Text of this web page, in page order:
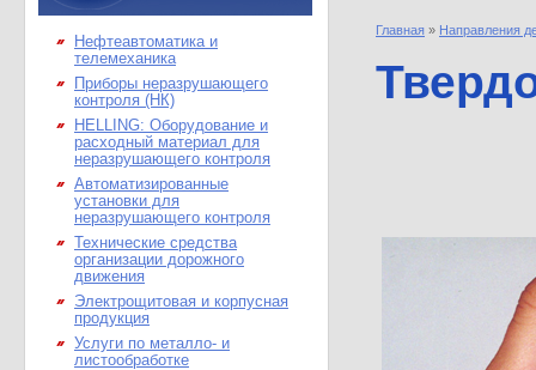
Нефтеавтоматика и
телемеханика
Приборы неразрушающего
контроля (НК)
HELLING: Оборудование и
расходный материал для
неразрушающего контроля
Автоматизированные
установки для
неразрушающего контроля
Технические средства
организации дорожного
движения
Электрощитовая и корпусная
продукция
Услуги по металло- и
листообработке
Главная » Направления